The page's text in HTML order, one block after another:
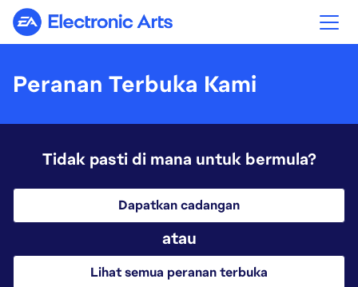
Electronic Arts
Peranan Terbuka Kami
Tidak pasti di mana untuk bermula?
Dapatkan cadangan
atau
Lihat semua peranan terbuka